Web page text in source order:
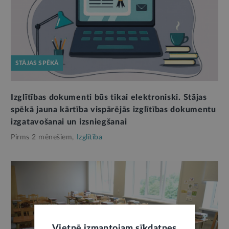
STĀJAS SPĒKĀ
Izglītības dokumenti būs tikai elektroniski. Stājas
spēkā jauna kārtība vispārējās izglītības dokumentu
izgatavošanai un izsniegšanai
Pirms 2 mēnešiem, Izglītība